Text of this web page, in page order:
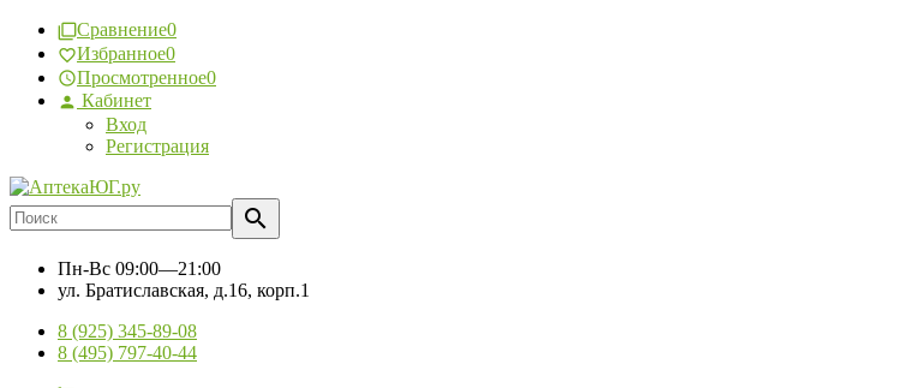
Сравнение0
Избранное0
Просмотренное0
Кабинет
Вход
Регистрация
Пн-Вс 09:00—21:00
ул. Братиславская, д.16, корп.1
8 (925) 345-89-08
8 (495) 797-40-44